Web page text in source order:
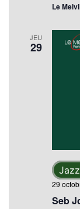
Le
JEU
29
Seb
29